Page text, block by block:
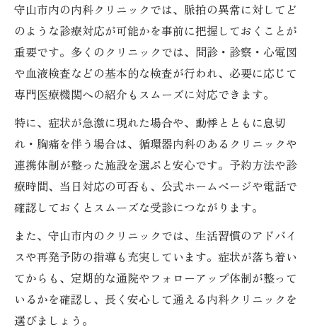
守山市内の内科クリニックでは、脈拍の異常に対してど
のような診療対応が可能かを事前に把握しておくことが
重要です。多くのクリニックでは、問診・診察・心電図
や血液検査などの基本的な検査が行われ、必要に応じて
専門医療機関への紹介もスムーズに対応できます。
特に、症状が急激に現れた場合や、動悸とともに息切
れ・胸痛を伴う場合は、循環器内科のあるクリニックや
連携体制が整った施設を選ぶと安心です。予約方法や診
療時間、当日対応の可否も、公式ホームページや電話で
確認しておくとスムーズな受診につながります。
また、守山市内のクリニックでは、生活習慣のアドバイ
スや再発予防の指導も充実しています。症状が落ち着い
てからも、定期的な通院やフォローアップ体制が整って
いるかを確認し、長く安心して通える内科クリニックを
選びましょう。